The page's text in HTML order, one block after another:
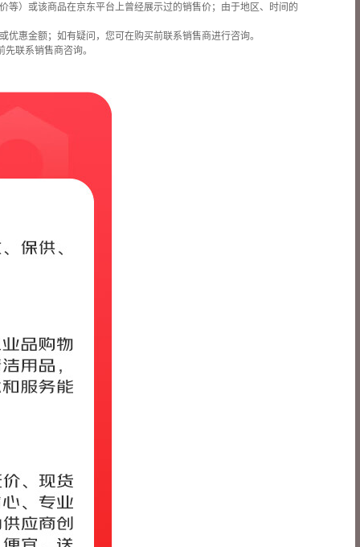
）或该商品在京东平台上曾经展示过的销售价；由于地区、时间的
惠金额；如有疑问，您可在购买前联系销售商进行咨询。
联系销售商咨询。